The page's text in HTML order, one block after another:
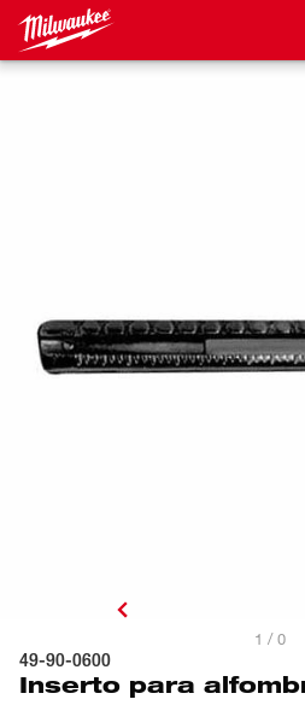
1 / 0
49-90-0600
Inserto para